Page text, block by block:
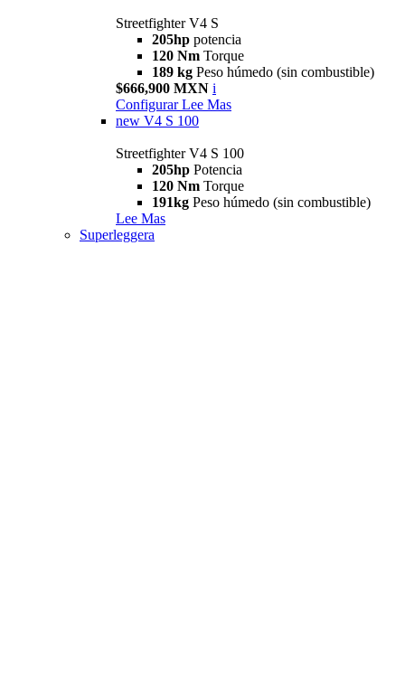
Streetfighter V4 S
205hp potencia
120 Nm Torque
189 kg Peso húmedo (sin combustible)
$666,900 MXN i
Configurar Lee Mas
new V4 S 100
Streetfighter V4 S 100
205hp Potencia
120 Nm Torque
191kg Peso húmedo (sin combustible)
Lee Mas
Superleggera